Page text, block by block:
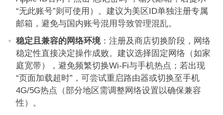
“无此账号”则可使用）。建议为美区ID单独注册专属
邮箱，避免与国内账号混用导致管理混乱。
稳定且兼容的网络环境：注册及商店切换阶段，网络
稳定性直接决定操作成败。建议选择固定网络（如家
庭宽带），避免频繁切换Wi-Fi与手机热点；若出现
“页面加载超时”，可尝试重启路由器或切换至手机
4G/5G热点（部分地区需调整网络设置以确保兼容
性）。